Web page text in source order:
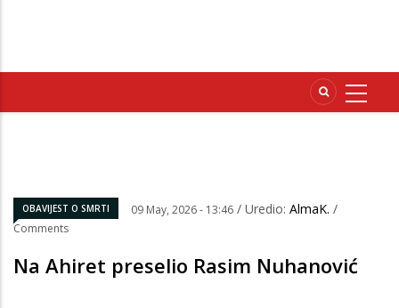
OBAVIJEST O SMRTI 09 May, 2026 - 13:46 / Uredio: AlmaK. /
Comments
Na Ahiret preselio Rasim Nuhanović